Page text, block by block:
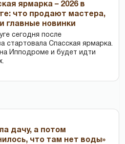
ярмарка – 2026 в
что продают мастера,
главные новинки
сегодня после
стартовала Спасская ярмарка.
Ипподроме и будет идти
дачу, а потом
что там нет воды»